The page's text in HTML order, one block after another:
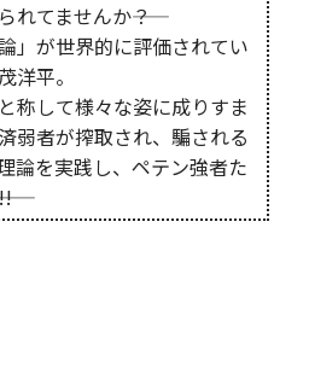
てませんか――？
」が世界的に評価されてい
洋平。
称して様々な姿に成りすま
弱者が搾取され、騙される
論を実践し、ペテン強者た